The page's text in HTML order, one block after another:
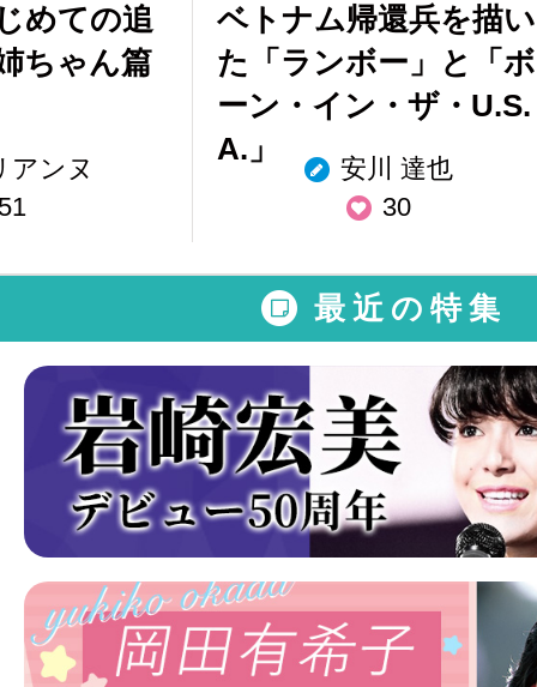
めての追
ちゃん篇
アンヌ
ベトナム帰還兵を描い
た「ランボー」と「ボ
ーン・イン・ザ・U.S.
A.」
安川 達也
30
最近の特集